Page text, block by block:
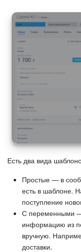
Сотрудники
Маркетплейс
Настройки
Виджет
Филиальная
Приложение
Общие
Есть два вида
Простые — в
есть в шаблоне.
поступление
С переменными
информацию из
вручную.
доставки.